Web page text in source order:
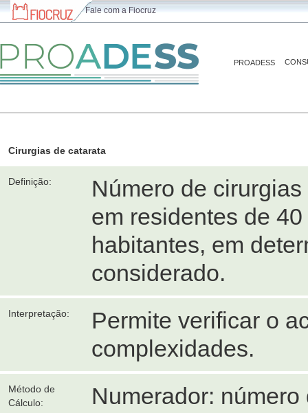
Fale com a Fiocruz
PROADESS
Cirurgias de catarata
Definição:
Número de
em residentes de
habitantes, em
considerado.
Interpretação:
Permite verificar o
complexidades.
Método de
Cálculo:
Numerador: